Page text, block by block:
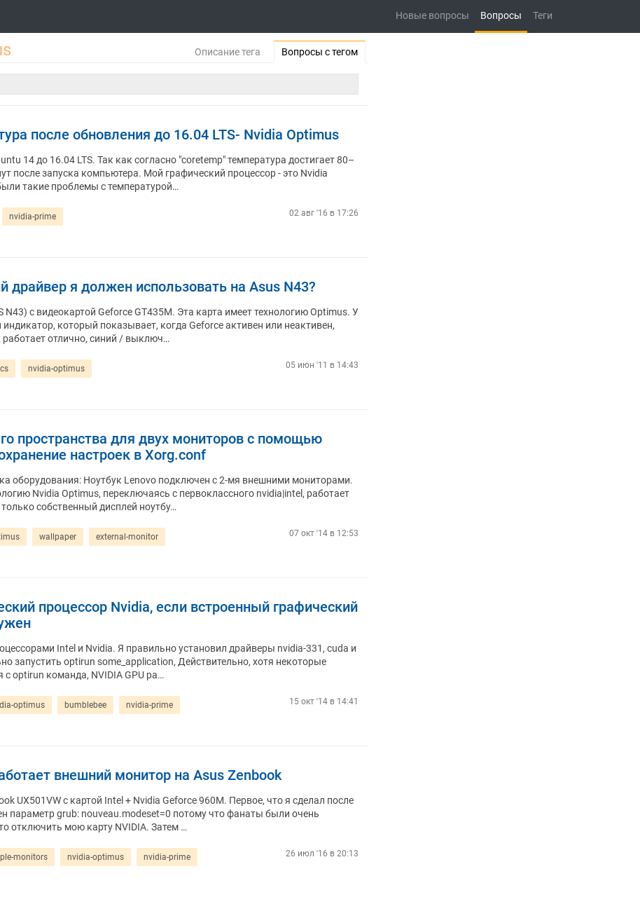
Новые вопросы Вопросы Теги
Описание тега Вопросы с тегом
после обновления до 16.04 LTS- Nvidia Optimus
14 до 16.04 LTS. Так как согласно "coretemp" температура достигает 80–
после запуска компьютера. Мой графический процессор - это Nvidia
такие проблемы с температурой…
nvidia-prime 02 авг '16 в 17:26
драйвер я должен использовать на Asus N43?
N43) с видеокартой Geforce GT435M. Эта карта имеет технологию Optimus. У
индикатор, который показывает, когда Geforce активен или неактивен,
работает отлично, синий / выключ…
nvidia-optimus 05 июн '11 в 14:43
пространства для двух мониторов с помощью
настроек в Xorg.conf
оборудования: Ноутбук Lenovo подключен с 2-мя внешними мониторами.
Nvidia Optimus, переключаясь с первоклассного nvidia|intel, работает
собственный дисплей ноутбу…
wallpaper external-monitor 07 окт '14 в 12:53
процессор Nvidia, если встроенный графический
Intel и Nvidia. Я правильно установил драйверы nvidia-331, cuda и
запустить optirun some_application, Действительно, хотя некоторые
optirun команда, NVIDIA GPU ра…
optimus bumblebee nvidia-prime 15 окт '14 в 14:41
внешний монитор на Asus Zenbook
UX501VW с картой Intel + Nvidia Geforce 960M. Первое, что я сделал после
параметр grub: nouveau.modeset=0 потому что фанаты были очень
отключить мою карту NVIDIA. Затем …
monitors nvidia-optimus nvidia-prime 26 июл '16 в 20:13